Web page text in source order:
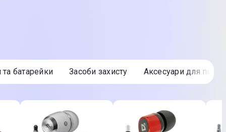
Подробиці уточнюйте у менеджера
та батарейки Засоби захисту Аксесуари для